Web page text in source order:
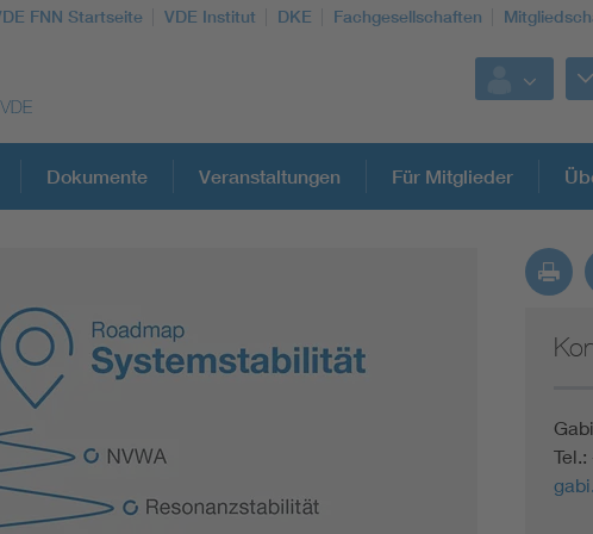
FNN Startseite VDE Institut DKE Fachgesellschaften
Vom Netz zum System
Dokumente Veranstaltungen Für Mitglieder